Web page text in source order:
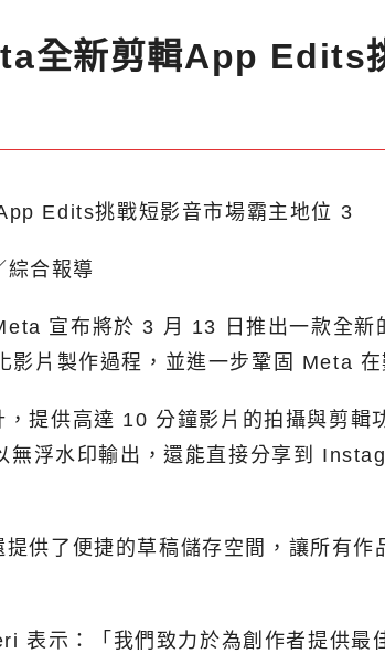
全新剪輯App Edits
綜合報導
宣布將於 3 月 13 日推出一款全
片製作過程，並進一步鞏固 Meta 在
提供高達 10 分鐘影片的拍攝與剪
無浮水印輸出，還能直接分享到
供了便捷的草稿儲存空間，讓所有
表示：「我們致力於為創作者提供